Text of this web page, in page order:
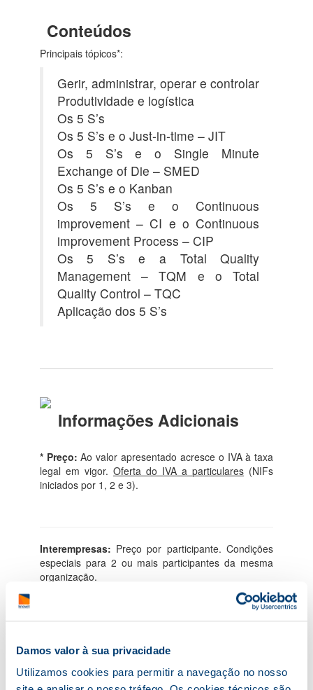
Damos valor à sua privacidade
Utilizamos cookies para permitir a navegação no nosso
Conteúdos
Principais tópicos*:
Gerir, administrar, operar e controlar
Produtividade e logística
Os 5 S’s
Os 5 S’s e o Just-in-time – JIT
Os 5 S’s e o Single Minute
Exchange of Die – SMED
Os 5 S’s e o Kanban
Os 5 S’s e o Continuous
improvement – CI e o Continuous
improvement Process – CIP
Os 5 S’s e a Total Quality
Management – TQM e o Total
Quality Control – TQC
Aplicação dos 5 S’s
Informações Adicionais
* Preço:Ao valor apresentado acresce o IVA à taxa
legal em vigor. Oferta do IVA a particulares (NIFs
iniciados por 1, 2 e 3).
Interempresas: Preço por participante. Condições
especiais para 2 ou mais participantes da mesma
organização.
Para grupos de participantes da
mesma organização com ajustamento de
conteúdos, duração, horário e preço.